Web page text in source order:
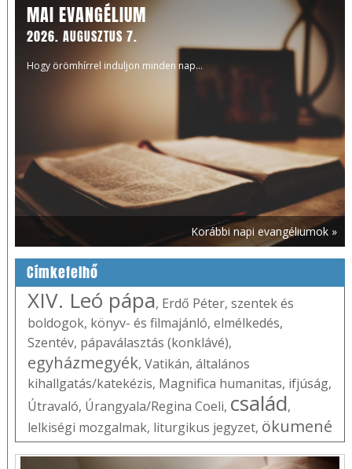
MAI EVANGÉLIUM
2026. AUGUSZTUS 7.
Hogy örömhírrel induljon minden nap...
Korábbi napi evangéliumok »
Címkefelhő
XIV. Leó pápa, Erdő Péter, szentek és
boldogok, könyv- és filmajánló, elmélkedés,
Szentév, pápaválasztás (konklávé),
egyházmegyék, Vatikán, általános
kihallgatás/katekézis, Magnifica humanitas, ifjúság,
Útravaló, Úrangyala/Regina Coeli, család,
lelkiségi mozgalmak, liturgikus jegyzet, ökumené